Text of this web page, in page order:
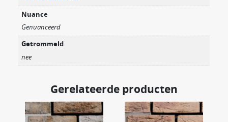
Nuance
Genuanceerd
Getrommeld
nee
Gerelateerde producten